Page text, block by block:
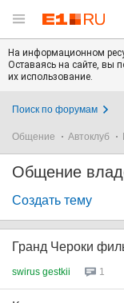
На информационном
Оставаясь на сайте, вы
их использование.
Поиск по форумам
Общение Автоклуб
Общение
Создать тему
Гранд Чероки
swirus gestkii 1